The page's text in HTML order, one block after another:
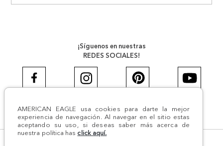
AMERICAN EAGLE usa cookies para darte la mejor
experiencia de navegación. Al navegar en el sitio estas
aceptando su uso, si deseas saber más acerca de
nuestra política has click aquí.
¡Síguenos en nuestras
REDES SOCIALES!
#AEJEANS #AerieREALCOL